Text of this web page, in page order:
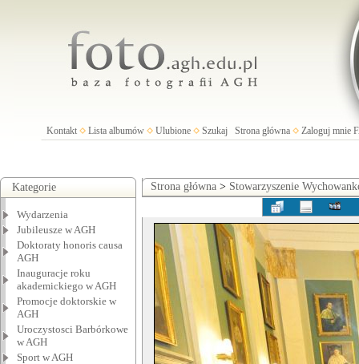
Kontakt Lista albumów Ulubione Szukaj Strona główna Zaloguj mnie
Kategorie
Wydarzenia
Jubileusze w AGH
Doktoraty honoris causa
AGH
Inauguracje roku
akademickiego w AGH
Promocje doktorskie w
AGH
Uroczystosci Barbórkowe
w AGH
Sport w AGH
Strona główna > Stowarzyszenie